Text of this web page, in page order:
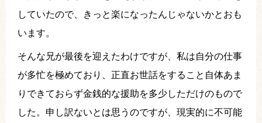
していたので、きっと楽になったんじゃないかとおも
います。
そんな兄が最後を迎えたわけですが、私は自分の仕事
が多忙を極めており、正直お世話をすること自体あま
りできておらず金銭的な援助を多少しただけのもので
した。申し訳ないとは思うのですが、現実的に不可能